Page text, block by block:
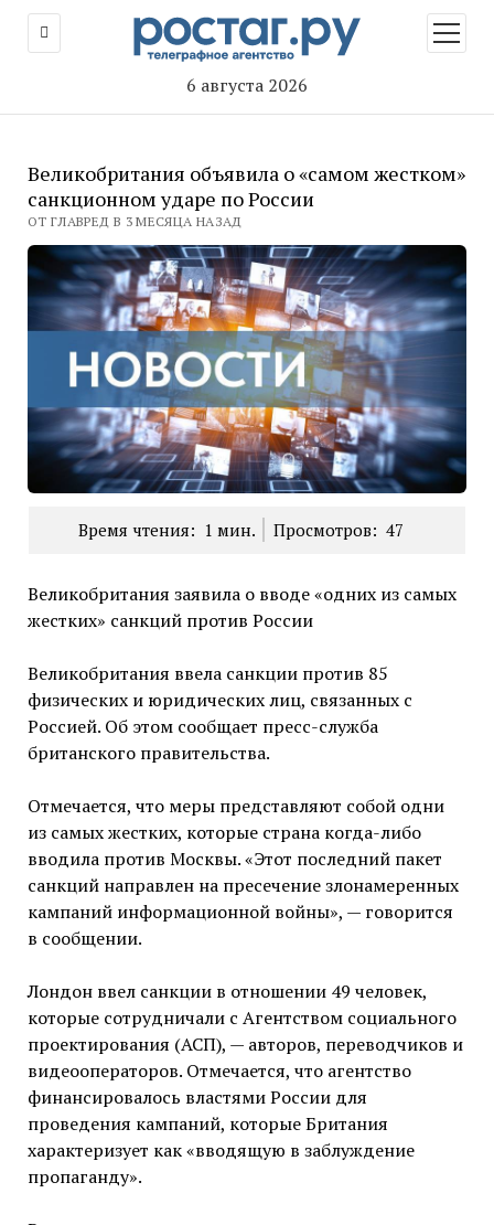
6 августа 2026
меню
Великобритания объявила о «самом жестком»
санкционном ударе по России
ОТ ГЛАВРЕД В 3 МЕСЯЦА НАЗАД
Время чтения: 1 мин. Просмотров: 47
Великобритания заявила о вводе «одних из самых
жестких» санкций против России
Великобритания ввела санкции против 85
физических и юридических лиц, связанных с
Россией. Об этом сообщает пресс-служба
британского правительства.
Отмечается, что меры представляют собой одни
из самых жестких, которые страна когда-либо
вводила против Москвы. «Этот последний пакет
санкций направлен на пресечение злонамеренных
кампаний информационной войны», — говорится
в сообщении.
Лондон ввел санкции в отношении 49 человек,
которые сотрудничали с Агентством социального
проектирования (АСП), — авторов, переводчиков и
видеооператоров. Отмечается, что агентство
финансировалось властями России для
проведения кампаний, которые Британия
характеризует как «вводящую в заблуждение
пропаганду».